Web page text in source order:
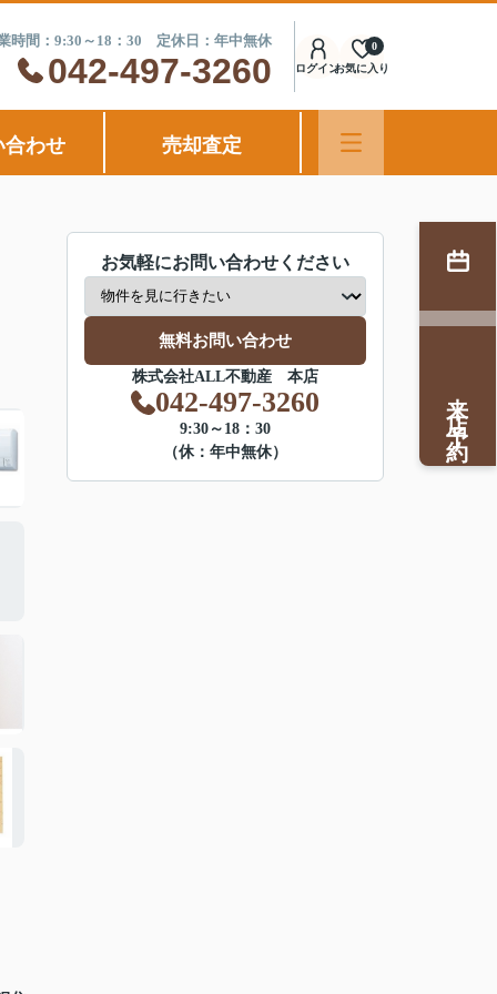
時間：9:30～18：30 定休日：年中無休
042-497-3260 ログインお気に入り
0
合わせ 売却査定
お気軽にお問い合わせください
無料お問い合わせ
株式会社ALL不動産 本店
042-497-3260
9:30～18：30
（休：年中無休）
来店予約